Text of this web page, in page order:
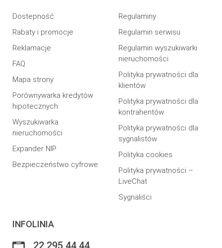
Dostepność
Rabaty i promocje
Reklamacje
FAQ
Mapa strony
Porównywarka kredytów
hipotecznych
Wyszukiwarka
nieruchomości
Expander NIP
Bezpieczeństwo cyfrowe
Regulaminy
Regulamin serwisu
Regulamin wyszukiwarki
nieruchomości
Polityka prywatności dla
klientów
Polityka prywatności dla
kontrahentów
Polityka prywatności dla
sygnalistów
Polityka cookies
Polityka prywatności –
LiveChat
Sygnaliści
INFOLINIA
22 295 44 44